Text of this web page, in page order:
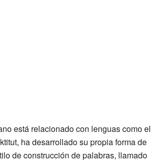
está relacionado con lenguas como el
ha desarrollado su propia forma de
de construcción de palabras, llamado